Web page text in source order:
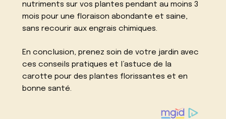
nutriments sur vos plantes pendant au moins 3
mois pour une floraison abondante et saine,
sans recourir aux engrais chimiques.
En conclusion, prenez soin de votre jardin avec
ces conseils pratiques et l’astuce de la
carotte pour des plantes florissantes et en
bonne santé.